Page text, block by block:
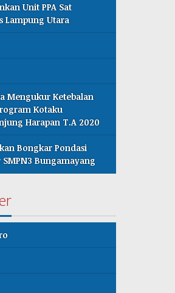
Unit PPA Sat
Lampung Utara
Mengukur Ketebalan
Kotaku
Harapan T.A 2020
Bongkar Pondasi
Bungamayang